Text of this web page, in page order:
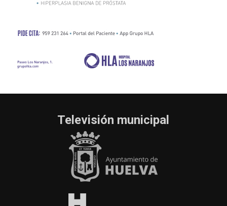
Televisión municipal